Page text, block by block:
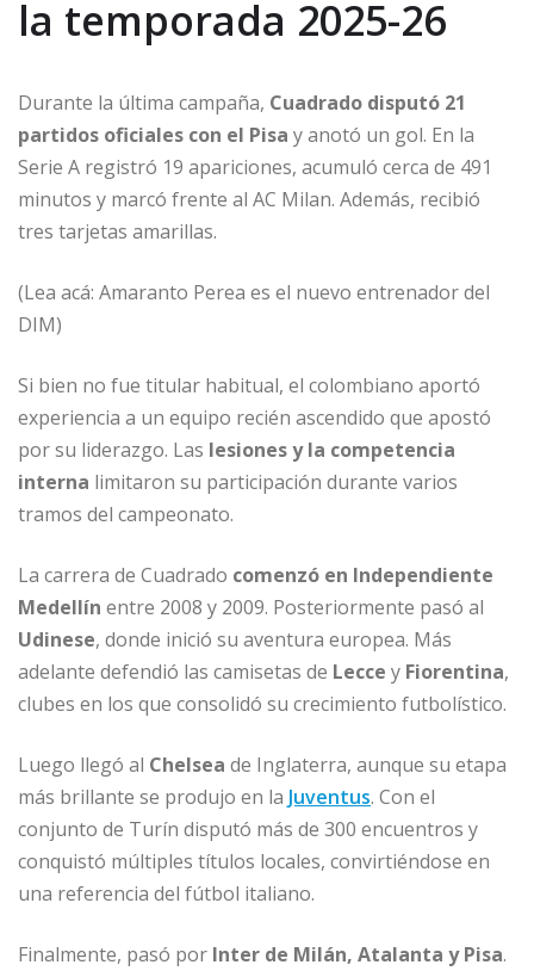
la temporada 2025-26
Durante la última campaña, Cuadrado disputó 21
partidos oficiales con el Pisa y anotó un gol. En la
Serie A registró 19 apariciones, acumuló cerca de 491
minutos y marcó frente al AC Milan. Además, recibió
tres tarjetas amarillas.
(Lea acá: Amaranto Perea es el nuevo entrenador del
DIM)
Si bien no fue titular habitual, el colombiano aportó
experiencia a un equipo recién ascendido que apostó
por su liderazgo. Las lesiones y la competencia
interna limitaron su participación durante varios
tramos del campeonato.
La carrera de Cuadrado comenzó en Independiente
Medellín entre 2008 y 2009. Posteriormente pasó al
Udinese, donde inició su aventura europea. Más
adelante defendió las camisetas de Lecce y Fiorentina,
clubes en los que consolidó su crecimiento futbolístico.
Luego llegó al Chelsea de Inglaterra, aunque su etapa
más brillante se produjo en la Juventus. Con el
conjunto de Turín disputó más de 300 encuentros y
conquistó múltiples títulos locales, convirtiéndose en
una referencia del fútbol italiano.
Finalmente, pasó por Inter de Milán, Atalanta y Pisa.